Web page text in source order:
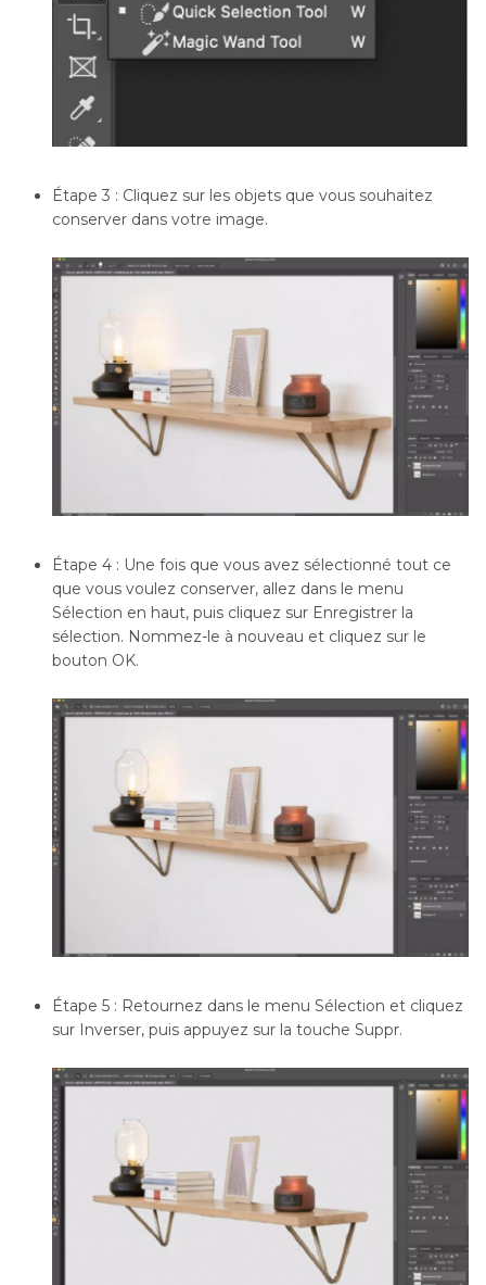
Étape 3 : Cliquez sur les objets que vous souhaitez
conserver dans votre image.
Étape 4 : Une fois que vous avez sélectionné tout ce
que vous voulez conserver, allez dans le menu
Sélection en haut, puis cliquez sur Enregistrer la
sélection. Nommez-le à nouveau et cliquez sur le
bouton OK.
Étape 5 : Retournez dans le menu Sélection et cliquez
sur Inverser, puis appuyez sur la touche Suppr.